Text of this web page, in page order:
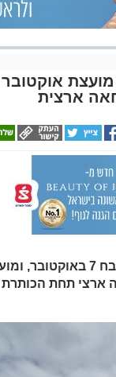
באוקטובר: מועצת
ארצית
היום (חמישי) מצוין היום ה־1,000 מאז טבח 7